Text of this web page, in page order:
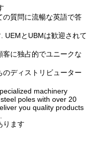
の質問に流暢な英語で答
UEMとUBMは歓迎されて
に独占的でユニークな
ディストリビューター
machinery
poles with over 20
you quality products
ります